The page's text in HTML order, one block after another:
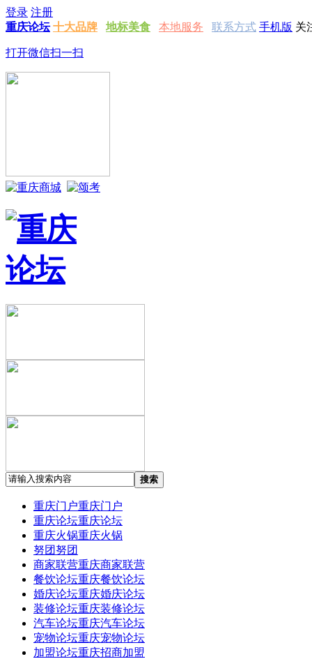
登录 注册
重庆论坛 十大品牌 地标美食 本地服务 联系方式 手机版 关
打开微信扫一扫
搜索
重庆门户重庆门户
重庆论坛重庆论坛
重庆火锅重庆火锅
努团努团
商家联营重庆商家联营
餐饮论坛重庆餐饮论坛
婚庆论坛重庆婚庆论坛
装修论坛重庆装修论坛
汽车论坛重庆汽车论坛
宠物论坛重庆宠物论坛
加盟论坛重庆招商加盟